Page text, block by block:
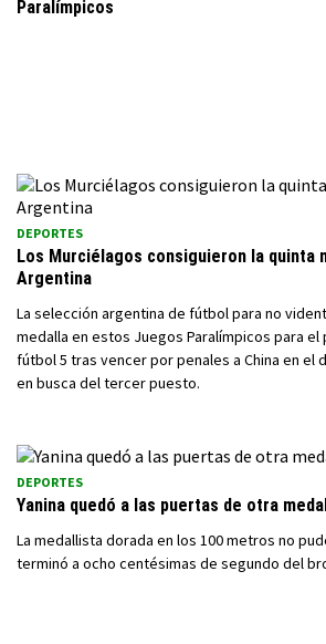
Paralímpicos
DEPORTES
Los Murciélagos consiguieron la quinta
Argentina
La selección argentina de fútbol para no
medalla en estos Juegos Paralímpicos para el
fútbol 5 tras vencer por penales a China en el
en busca del tercer puesto.
DEPORTES
Yanina quedó a las puertas de otra
La medallista dorada en los 100 metros no
terminó a ocho centésimas de segundo del